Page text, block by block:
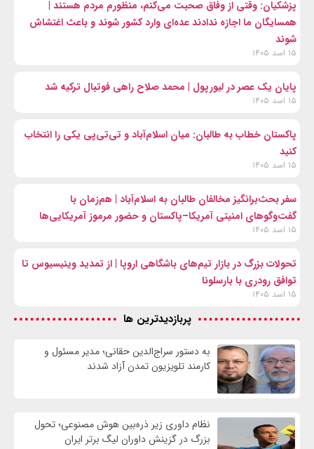
پزشکیان: وقتی از وفاق صحبت می‌کنم، منظورم مردم هستند |
همسایگان ما اجازه ندادند عده‌ای وارد کشور شوند و باعث اغتشاش
شوند
۱۵ اسد ۱۴۰۵
پایان یک عصر در لیورپول | محمد صلاح راهی فوتبال ترکیه شد
۱۵ اسد ۱۴۰۵
پاکستان خطاب به طالبان: میان اسلام‌آباد و تی‌تی‌پی یکی را انتخاب
کنید
۱۵ اسد ۱۴۰۵
سفر بحث‌برانگیز مخالفان طالبان به اسلام‌آباد | هم‌زمان با
گفت‌وگوهای امنیتی آمریکا–پاکستان و حضور مرموز آمریکایی‌ها
۱۵ اسد ۱۴۰۵
تحولات بزرگ در بازار تیم‌های باشگاهی اروپا | از تمدید وینیسیوس تا
توافق رودری با بارسلونا
۱۵ اسد ۱۴۰۵
پربازدیدترین ها
به دستور سراج‌الدین حقانی؛ مدیر مسئول و
کارمند تلویزیون تمدن آزاد شدند
نظام داوری زیر ذره‌بین هوش مصنوعی؛ تحول
بزرگ در گزینش داوران لیگ برتر ایران